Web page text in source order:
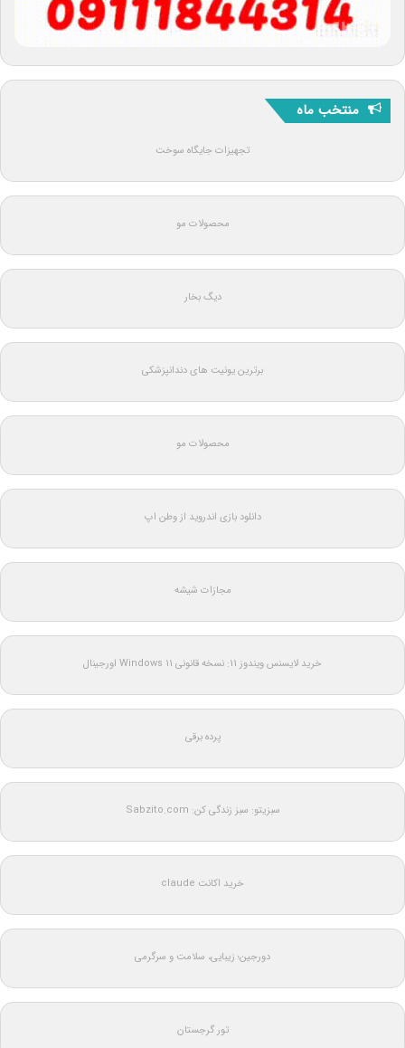
منتخب ماه
تجهیزات جایگاه سوخت
محصولات مو
دیگ بخار
برترین یونیت های دندانپزشکی
محصولات مو
دانلود بازی اندروید از وطن اپ
مجازات شیشه
خرید لایسنس ویندوز 11: نسخه قانونی Windows 11 اورجینال
پرده برقی
سبزیتو: سبز زندگی کن: Sabzito.com
خرید اکانت claude
دورجین؛ زیبایی، سلامت و سرگرمی
تور گرجستان